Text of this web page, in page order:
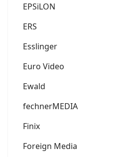
EPSiLON
ERS
Esslinger
Euro Video
Ewald
fechnerMEDIA
Finix
Foreign Media